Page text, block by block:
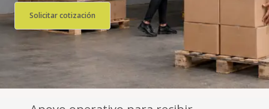
Solicitar cotización